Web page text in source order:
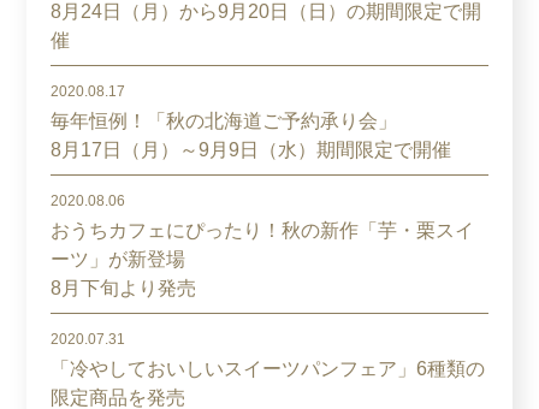
8月24日（月）から9月20日（日）の期間限定で開
催
2020.08.17
毎年恒例！「秋の北海道ご予約承り会」
8月17日（月）～9月9日（水）期間限定で開催
2020.08.06
おうちカフェにぴったり！秋の新作「芋・栗スイ
ーツ」が新登場
8月下旬より発売
2020.07.31
「冷やしておいしいスイーツパンフェア」6種類の
限定商品を発売